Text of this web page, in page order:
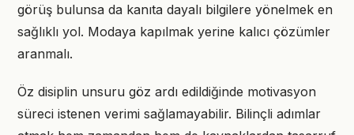
görüş bulunsa da kanıta dayalı bilgilere yönelmek en
sağlıklı yol. Modaya kapılmak yerine kalıcı çözümler
aranmalı.
Öz disiplin unsuru göz ardı edildiğinde motivasyon
süreci istenen verimi sağlamayabilir. Bilinçli adımlar